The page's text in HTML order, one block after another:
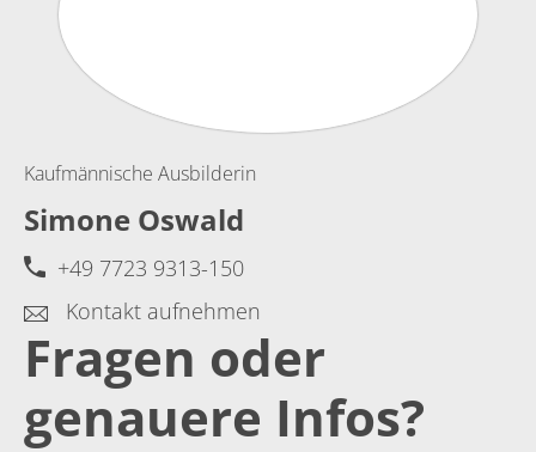
Kaufmännische Ausbilderin
Simone Oswald
+49 7723 9313-150
Kontakt aufnehmen
Fragen oder
genauere Infos?